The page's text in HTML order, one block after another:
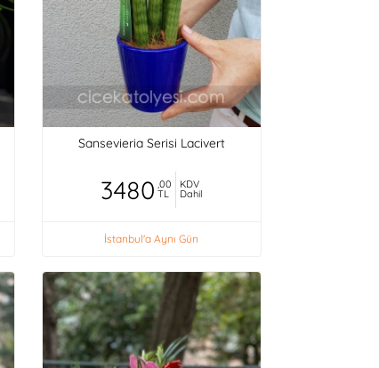
Sansevieria Serisi Lacivert
3480 ,00
TL
KDV
Dahil
İstanbul'a Aynı Gün